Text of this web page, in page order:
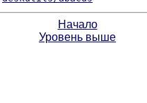
Начало
Уровень выше